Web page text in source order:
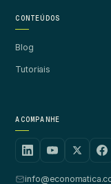
CONTEÚDOS
Blog
Tutoriais
ACOMPANHE